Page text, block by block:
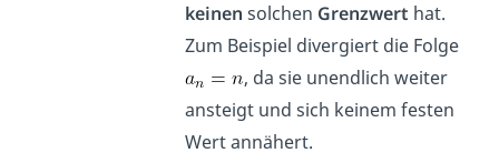
keinen solchen Grenzwert hat.
Zum Beispiel divergiert die Folge
, da sie unendlich weiter
ansteigt und sich keinem festen
Wert annähert.